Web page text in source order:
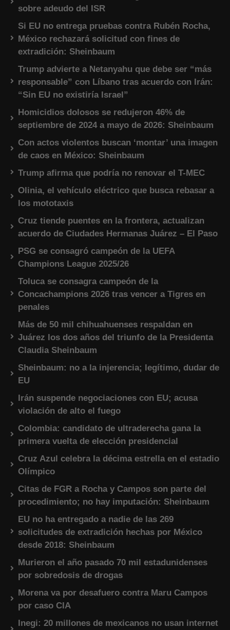
sobre adeudo del ISR
Si EU no entrega pruebas contra Rubén Rocha,
México rechazará solicitud con fines de
extradición: Sheinbaum
Trump advierte a Netanyahu que debe ser “más
responsable” con Líbano tras acuerdo con Irán:
“Sin EU no existiría Israel”
Homicidios dolosos se redujeron 46% de
septiembre de 2024 a mayo de 2026: Sheinbaum
Con actos violentos buscan ‘montar’ una imagen
de caos en México: Sheinbaum
Trump afirma que podría no renovar el T-MEC
Olinia, el vehículo eléctrico que busca rebasar a
los mototaxis
Cruz tiende puentes en la frontera, actualizan
acuerdo de Ciudades Hermanas Juárez – El Paso
PSG se consagró campeón de la UEFA
Champions League 2025/26
Toluca se consagra campeón de la
Concachampions 2026 tras vencer a Tigres en
penales
Más de 50 mil chihuahuenses respaldan en
Juárez los dos años del triunfo de la Presidenta
Claudia Sheinbaum
Sheinbaum: no a la injerencia; legítimo, dudar de
EU
Irán suspende negociaciones con EU; acusa
violación de alto el fuego
Colombia: candidato de ultraderecha gana la
primera vuelta de elección presidencial
Cruz Azul celebra la décima estrella en el estadio
Olímpico
Citas de FGR a Rocha y Campos son parte del
procedimiento; no hay imputación: Sheinbaum
EU no ha entregado a nadie de las 269
solicitudes de extradición hechas por México
desde 2018: Sheinbaum
Murieron el año pasado 70 mil estadunidenses
por sobredosis de drogas
Morena va por desafuero contra Maru Campos
por caso CIA
Inegi: 20 millones de mexicanos no usan internet